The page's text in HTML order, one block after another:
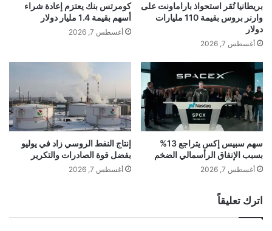
ت
ع
و
ض
ت
م
و
ي
ل
ا
ل
س
ر
ا
ة
ا
م
ر
ي
ك
ي
ة
خ
ل
ا
ل
بريطانيا تُقر استحواذ باراماونت على
وارنر بروس بقيمة 110 مليارات
دولار
أغسطس 7, 2026
كومرتس بنك يعتزم إعادة شراء
أسهم بقيمة 1.4 مليار دولار
أغسطس 7, 2026
سهم سبيس إكس يتراجع 13%
بسبب الإنفاق الرأسمالي الضخم
أغسطس 7, 2026
إنتاج النفط الروسي زاد في يوليو
بفضل قوة الصادرات والتكرير
أغسطس 7, 2026
اترك تعليقاً